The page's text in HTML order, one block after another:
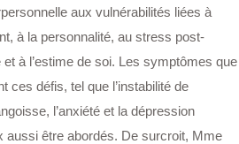
aux vulnérabilités liées à
à la personnalité, au stress post-
et à l’estime de soi. Les symptômes que
ces défis, tel que l’instabilité de
l’anxiété et la dépression
aussi être abordés. De surcroit, Mme